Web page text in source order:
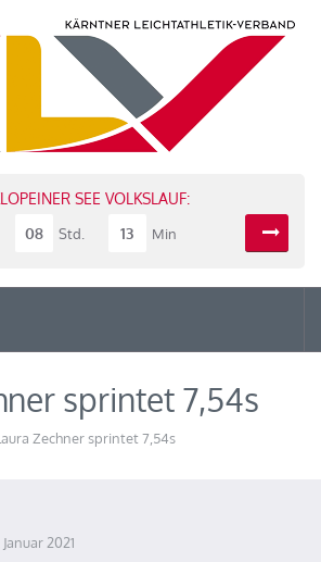
SEE VOLKSLAUF:
08 Std. 13 Min
sprintet 7,54s
Zechner sprintet 7,54s
Januar 2021